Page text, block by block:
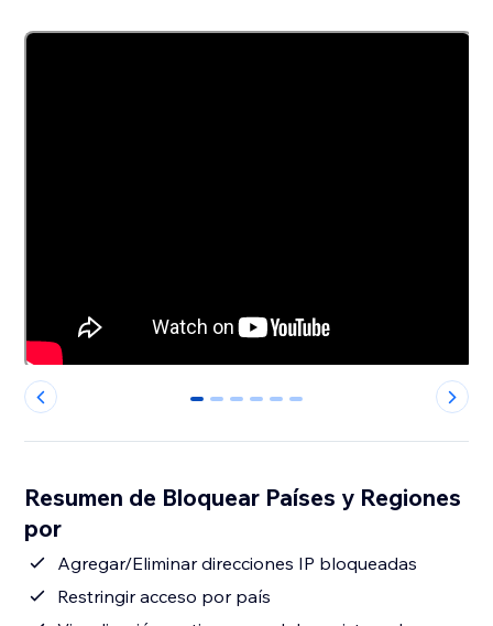
0 1 2 3 4 5
Resumen de Bloquear Países y Regiones
por
Agregar/Eliminar direcciones IP bloqueadas
Restringir acceso por país